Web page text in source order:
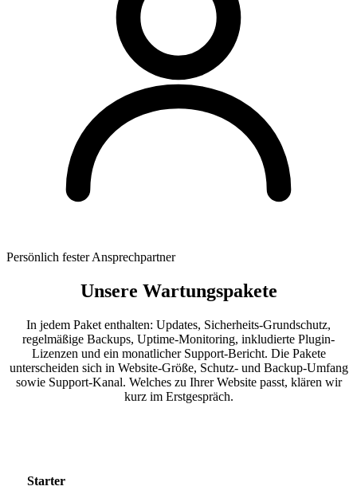
Persönlich fester Ansprechpartner
Unsere Wartungspakete
In jedem Paket enthalten: Updates, Sicherheits-Grundschutz,
regelmäßige Backups, Uptime-Monitoring, inkludierte Plugin-
Lizenzen und ein monatlicher Support-Bericht. Die Pakete
unterscheiden sich in Website-Größe, Schutz- und Backup-Umfang
sowie Support-Kanal. Welches zu Ihrer Website passt, klären wir
kurz im Erstgespräch.
Starter